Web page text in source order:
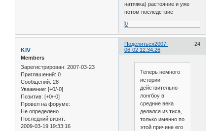
натяжка) растояние и уже
потом последствие
0
Поделиться 24
2007-
06-02 12:34:26
KIV
Members
Зарегистрирован: 2007-03-23
Приглашений: 0
Сообщений: 28
Уважение: [+0/-0]
Позитив: [+0/-0]
Провел на форуме:
Не определено
Последний визит:
2009-03-19 19:33:16
Теперь немного
истории -
действительно
лонгбоу в
средние века
делался из тиса,
только именно по
этой причине его